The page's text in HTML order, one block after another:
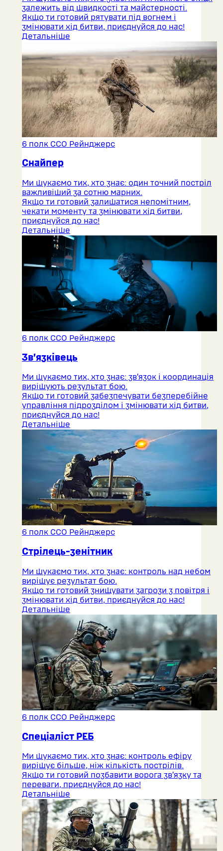
залежить від швидкості та майстерності.
Якщо ти готовий рятувати під вогнем і
змінювати хід битви, приєднуйся до нас!
Детальніше
6 полк ССО Рейнджерс
Снайпер
Ми шукаємо тих, хто знає: один точний постріл
важливіший за сотню марних.
Якщо ти готовий залишатися непомітним,
чекати моменту та змінювати хід битви,
приєднуйся до нас!
Детальніше
6 полк ССО Рейнджерс
Зв’язківець
Ми шукаємо тих, хто знає: зв’язок і координація
вирішують результат бою.
Якщо ти готовий забезпечувати безперебійне
управління підрозділом і змінювати хід битви,
приєднуйся до нас!
Детальніше
6 полк ССО Рейнджерс
Стрілець-зенітник
Ми шукаємо тих, хто знає: контроль над небом
вирішує результат бою.
Якщо ти готовий знищувати загрози з повітря і
змінювати хід битви, приєднуйся до нас!
Детальніше
6 полк ССО Рейнджерс
Спеціаліст РЕБ
Ми шукаємо тих, хто знає: контроль ефіру
вирішує більше, ніж кількість пострілів.
Якщо ти готовий позбавити ворога зв’язку та
переваги, приєднуйся до нас!
Детальніше